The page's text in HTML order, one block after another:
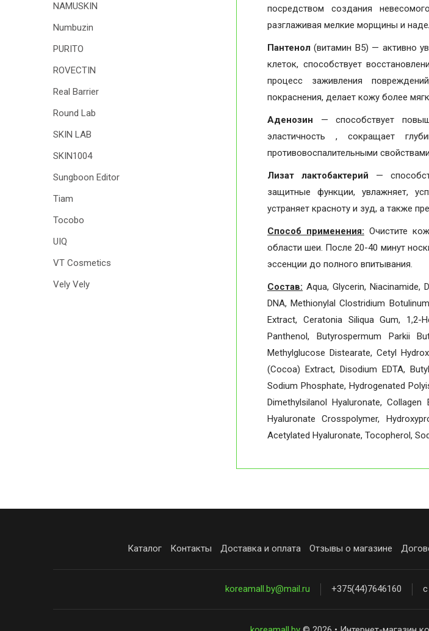
посредством создания
разглаживая мелкие морщины и
Пантенол(витамин B5) — активно
клеток, способствует
процесс заживления
покраснения, делает кожу более
Аденозин — способствует
эластичность , сокращает
противовоспалительными
Лизат лактобактерий —
защитные функции, увлажняет,
устраняет красноту и зуд, а также
Способ применения: Очистите
области шеи. После 20-40 минут
эссенции до полного впитывания.
Состав: Aqua, Glycerin, Niacinamide,
DNA, Methionylal Clostridium
Extract, Ceratonia Siliqua Gum, 1,2-
Panthenol, Butyrospermum Parkii
Methylglucose Distearate, Cetyl
(Cocoa) Extract, Disodium EDTA,
Sodium Phosphate, Hydrogenated
Dimethylsilanol Hyaluronate,
Hyaluronate Crosspolymer,
Acetylated Hyaluronate, Tocopherol,
NAMUSKIN
Numbuzin
PURITO
ROVECTIN
Real Barrier
Round Lab
SKIN LAB
SKIN1004
Sungboon Editor
Tiam
Tocobo
UIQ
VT Cosmetics
Vely Vely
Каталог Контакты Доставка и оплата Отзывы о магазине
koreamall.by@mail.ru +375(44)7646160